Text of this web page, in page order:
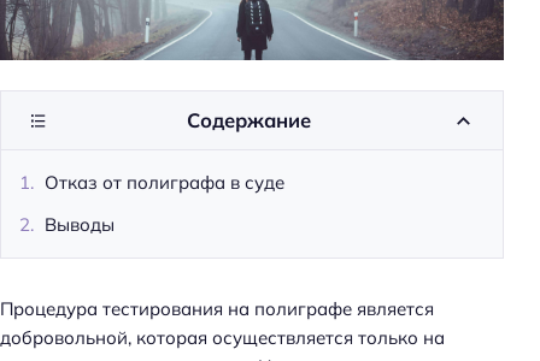
Процедура тестирования на полиграфе является
добровольной, которая осуществляется только на
Содержание
Отказ от полиграфа в суде
Выводы